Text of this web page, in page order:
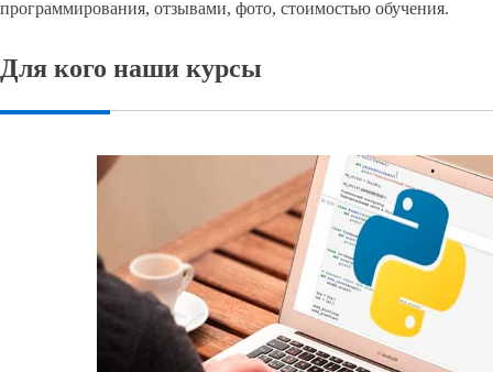
программирования, отзывами, фото, стоимостью обучения.
Для кого наши курсы